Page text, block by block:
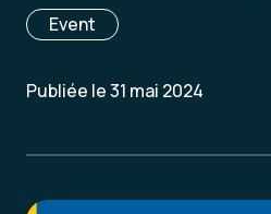
Event
Publiée le 31 mai 2024